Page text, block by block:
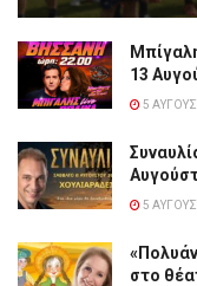
13
5
5
στο